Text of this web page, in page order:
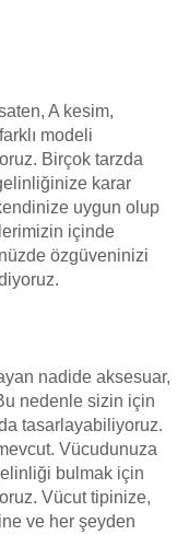
A kesim,
modeli
Birçok tarzda
karar
uygun olup
içinde
özgüveninizi
nadide aksesuar,
nedenle sizin için
tasarlayabiliyoruz.
Vücudunuza
bulmak için
Vücut tipinize,
ve her şeyden